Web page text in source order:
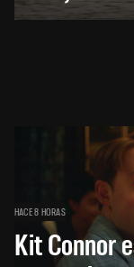
HACE 8 HORAS
Kit Connor